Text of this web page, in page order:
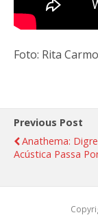
Foto: Rita Carmo
Previous Post
Anathema:
Acústica Passa